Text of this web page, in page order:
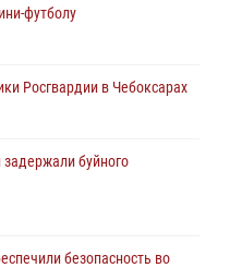
футболу
Росгвардии в Чебоксарах
буйного
безопасность во